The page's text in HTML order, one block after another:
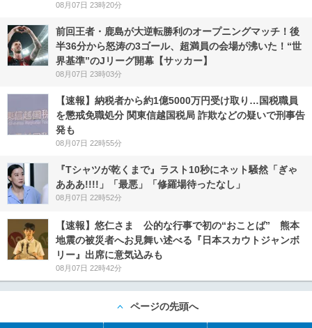
08月07日 23時20分
前回王者・鹿島が大逆転勝利のオープニングマッチ！後
半36分から怒涛の3ゴール、超満員の会場が沸いた！“世
界基準”のJリーグ開幕【サッカー】
08月07日 23時03分
【速報】納税者から約1億5000万円受け取り…国税職員
を懲戒免職処分 関東信越国税局 詐欺などの疑いで刑事告
発も
08月07日 22時55分
『Tシャツが乾くまで』ラスト10秒にネット騒然「ぎゃ
あああ!!!!」「最悪」「修羅場待ったなし」
08月07日 22時52分
【速報】悠仁さま 公的な行事で初の“おことば” 熊本
地震の被災者へお見舞い述べる『日本スカウトジャンボ
リー』出席に意気込みも
08月07日 22時42分
ページの先頭へ